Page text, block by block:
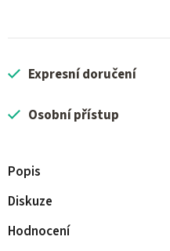
Expresní doručení
Osobní přístup
Popis
Diskuze
Hodnocení